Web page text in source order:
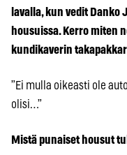
lavalla, kun vedit Danko
housuissa. Kerro miten
kundikaverin
”Ei mulla oikeasti ole
olisi…”
Mistä punaiset housut